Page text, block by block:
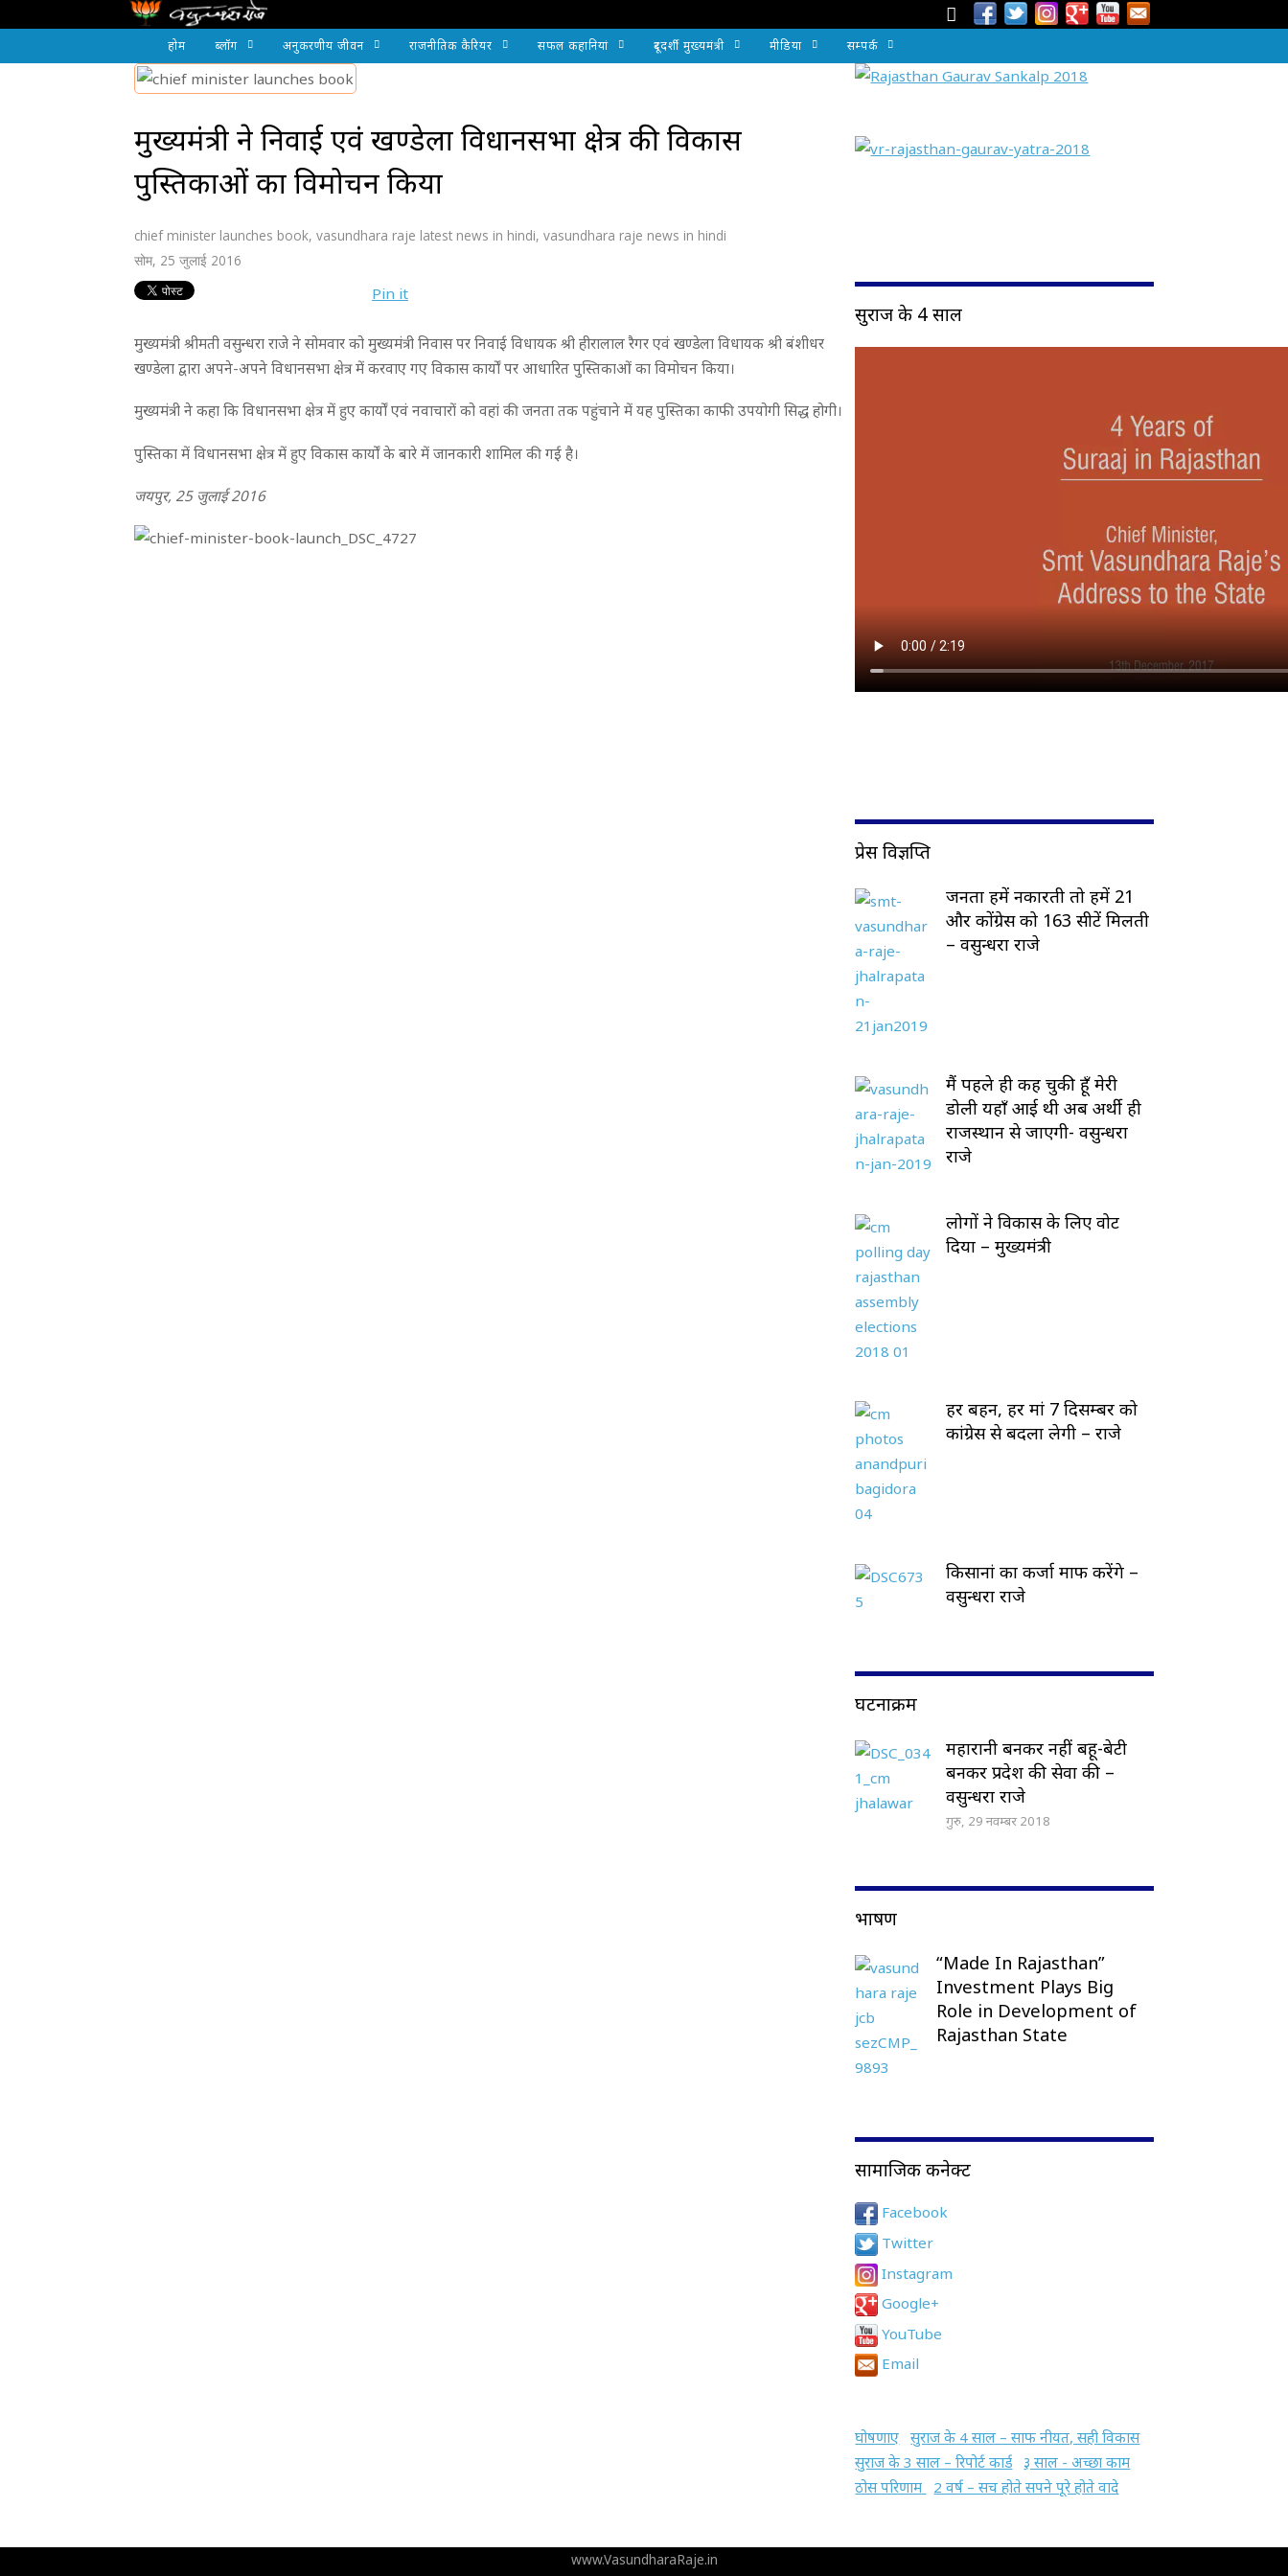
होम ब्लॉग अनुकरणीय जीवन राजनीतिक कैरियर सफल कहानियां दूरदर्शी मुख्यमंत्री मीडिया सम्पर्क
मुख्यमंत्री ने निवाई एवं खण्डेला विधानसभा क्षेत्र की विकास
पुस्तिकाओं का विमोचन किया
chief minister launches book, vasundhara raje latest news in hindi, vasundhara raje news in hindi
सोम, 25 जुलाई 2016
Pin it
मुख्यमंत्री श्रीमती वसुन्धरा राजे ने सोमवार को मुख्यमंत्री निवास पर निवाई विधायक श्री हीरालाल रैगर एवं खण्डेला विधायक श्री बंशीधर
खण्डेला द्वारा अपने-अपने विधानसभा क्षेत्र में करवाए गए विकास कार्यों पर आधारित पुस्तिकाओं का विमोचन किया।
मुख्यमंत्री ने कहा कि विधानसभा क्षेत्र में हुए कार्यों एवं नवाचारों को वहां की जनता तक पहुंचाने में यह पुस्तिका काफी उपयोगी सिद्ध होगी।
पुस्तिका में विधानसभा क्षेत्र में हुए विकास कार्यों के बारे में जानकारी शामिल की गई है।
जयपुर, 25 जुलाई 2016
सुराज के 4 साल
प्रेस विज्ञप्ति
जनता हमें नकारती तो हमें 21
और कोंग्रेस को 163 सीटें मिलती
– वसुन्धरा राजे
मैं पहले ही कह चुकी हूँ मेरी
डोली यहाँ आई थी अब अर्थी ही
राजस्थान से जाएगी- वसुन्धरा
राजे
लोगों ने विकास के लिए वोट
दिया – मुख्यमंत्री
हर बहन, हर मां 7 दिसम्बर को
कांग्रेस से बदला लेगी – राजे
किसानां का कर्जा माफ करेंगे –
वसुन्धरा राजे
घटनाक्रम
महारानी बनकर नहीं बहू-बेटी
बनकर प्रदेश की सेवा की –
वसुन्धरा राजे
गुरु, 29 नवम्बर 2018
भाषण
“Made In Rajasthan”
Investment Plays Big
Role in Development of
Rajasthan State
सामाजिक कनेक्ट
Facebook
Twitter
Instagram
Google+
YouTube
Email
घोषणाए
सुराज के 4 साल – साफ नीयत, सही विकास
सुराज के 3 साल – रिपोर्ट कार्ड
३ साल - अच्छा काम
ठोस परिणाम
2 वर्ष – सच होते सपने पूरे होते वादे
www.VasundharaRaje.in